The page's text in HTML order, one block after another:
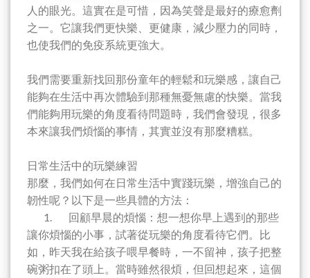
人的眼光。這實在是可惜，因為笑聲是最好的療愈劑
之一。它讓我們更快樂、更健康，減少壓力的同時，
也使我們的免疫系統更強大。
我們需要重新找回那份童年的輕鬆和玩樂感，讓自己
能夠在生活中再次體驗到那種無憂無慮的快樂。當我
們能夠用玩樂的角度看待問題時，我們會發現，很多
本來讓我們煩惱的事情，其實並沒有那麼糟糕。
日常生活中的玩樂練習
那麼，我們如何在日常生活中實踐玩樂，增強自己的
韌性呢？以下是一些具體的方法：
1. 回顧早晨的煩惱：想一想你早上遇到的那些
讓你煩惱的小事，試著從玩樂的角度看待它們。比
如，昨天我在給孩子喂早餐時，一不留神，孩子把整
碗粥扣在了頭上。當時雖然很煩，但回想起來，這個